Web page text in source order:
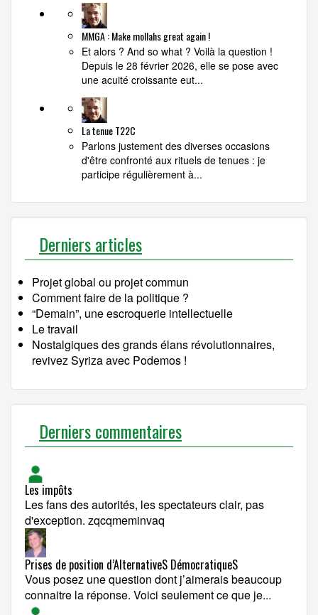
MMGA : Make mollahs great again !
Et alors ? And so what ? Voilà la question !
Depuis le 28 février 2026, elle se pose avec
une acuité croissante eut...
La tenue T22C
Parlons justement des diverses occasions
d'être confronté aux rituels de tenues : je
participe régulièrement à...
Derniers articles
Projet global ou projet commun
Comment faire de la politique ?
“Demain”, une escroquerie intellectuelle
Le travail
Nostalgiques des grands élans révolutionnaires,
revivez Syriza avec Podemos !
Derniers commentaires
Les impôts
Les fans des autorités, les spectateurs clair, pas
d'exception. zqcqmeminvaq
Prises de position d’AlternativeS DémocratiqueS
Vous posez une question dont j’aimerais beaucoup
connaitre la réponse. Voici seulement ce que je...